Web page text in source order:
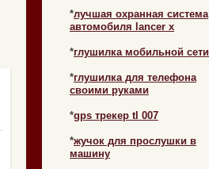
*лучшая охранная система
автомобиля lancer x
*глушилка мобильной сети
*глушилка для телефона
своими руками
*gps трекер tl 007
*жучок для прослушки в
машину